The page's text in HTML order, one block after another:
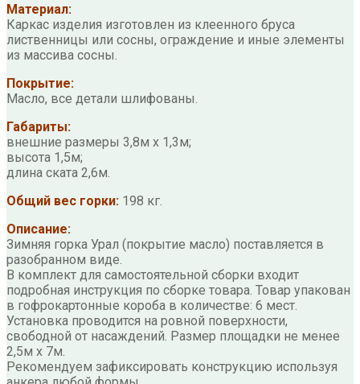
Материал:
Каркас изделия изготовлен из клеенного бруса
лиственницы или сосны, ограждение и иные элементы
из массива сосны.
Покрытие:
Масло, все детали шлифованы.
Габариты:
внешние размеры 3,8м х 1,3м;
высота 1,5м;
длина ската 2,6м.
Общий вес горки: 198 кг.
Описание:
Зимняя горка Урал (покрытие масло) поставляется в
разобранном виде.
В комплект для самостоятельной сборки входит
подробная инструкция по сборке товара. Товар упакован
в гофрокартонные короба в количестве: 6 мест.
Установка проводится на ровной поверхности,
свободной от насаждений. Размер площадки не менее
2,5м х 7м.
Рекомендуем зафиксировать конструкцию используя